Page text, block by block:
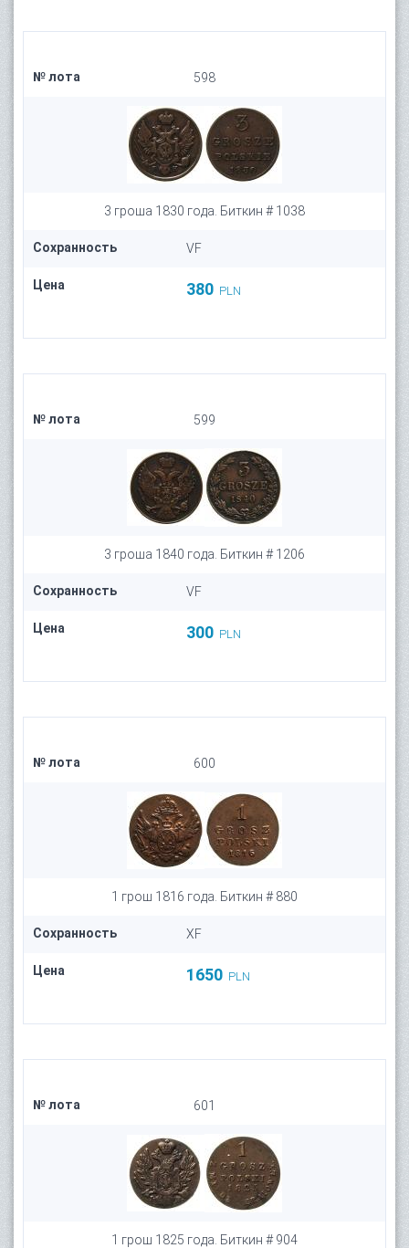
№ лота 598
3 гроша 1830 года. Биткин # 1038
Сохранность VF
Цена 380 PLN
№ лота 599
3 гроша 1840 года. Биткин # 1206
Сохранность VF
Цена 300 PLN
№ лота 600
1 грош 1816 года. Биткин # 880
Сохранность XF
Цена 1650 PLN
№ лота 601
1 грош 1825 года. Биткин # 904